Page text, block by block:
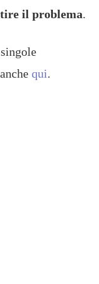
il problema.
qui.